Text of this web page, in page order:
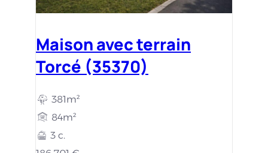
Maison avec terrain
Torcé (35370)
381m²
84m²
3 c.